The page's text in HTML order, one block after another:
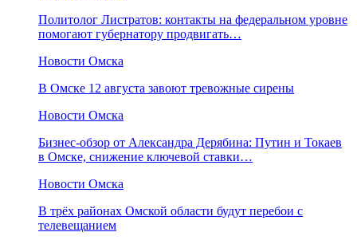
Политолог Листратов: контакты на федеральном уровне
помогают губернатору продвигать…
Новости Омска
В Омске 12 августа завоют тревожные сирены
Новости Омска
Бизнес-обзор от Александра Дерябина: Путин и Токаев
в Омске, снижение ключевой ставки…
Новости Омска
В трёх районах Омской области будут перебои с
телевещанием